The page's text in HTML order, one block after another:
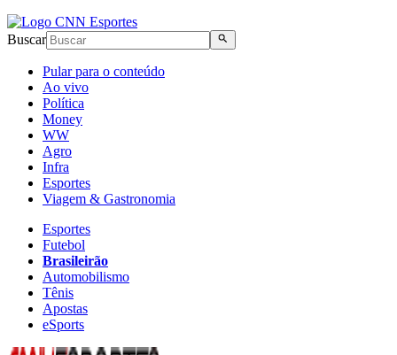
Buscar
Pular para o conteúdo
Ao vivo
Política
Money
WW
Agro
Infra
Esportes
Viagem & Gastronomia
Esportes
Futebol
Brasileirão
Automobilismo
Tênis
Apostas
eSports